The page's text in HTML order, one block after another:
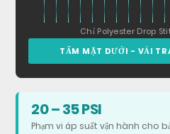
Drop
bền
đến
Chỉ Polyester Drop
TẤM MẶT DƯỚI - VẢI
20 – 35 PSI
Phạm vi áp suất vận hành cho